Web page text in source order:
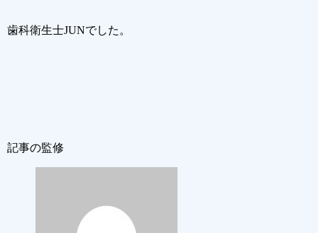
歯科衛生士JUNでした。
記事の監修